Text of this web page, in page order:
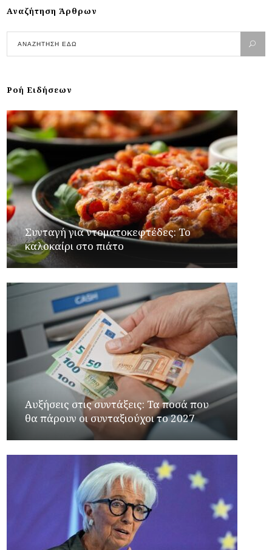
Αναζήτηση Άρθρων
Ροή Ειδήσεων
Συνταγή για ντοματοκεφτέδες: Το
καλοκαίρι στο πιάτο
Αυξήσεις στις συντάξεις: Τα ποσά που
θα πάρουν οι συνταξιούχοι το 2027